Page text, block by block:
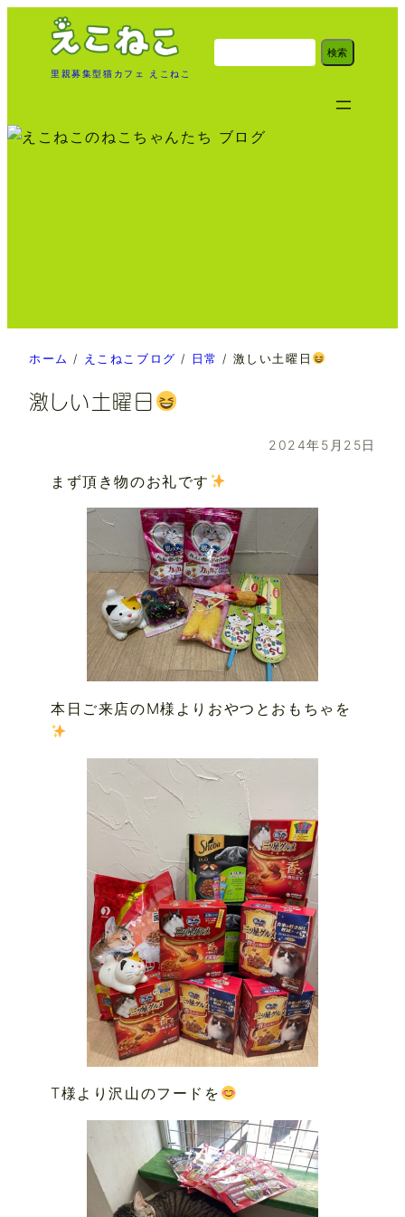
ッ
里親募集型猫カフェ えこねこ
検
索
検索
ホーム / えこねこブログ / 日常 / 激しい土曜日
激しい土曜日
2024年5月25日
まず頂き物のお礼です
本日ご来店のM様よりおやつとおもちゃを
T様より沢山のフードを